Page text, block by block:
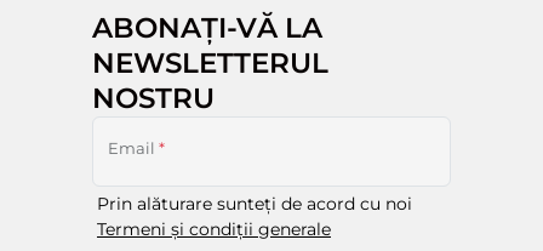
ABONAȚI-VĂ LA
NEWSLETTERUL
NOSTRU
Email *
Prin alăturare sunteți de acord cu noi
Termeni și condiții generale